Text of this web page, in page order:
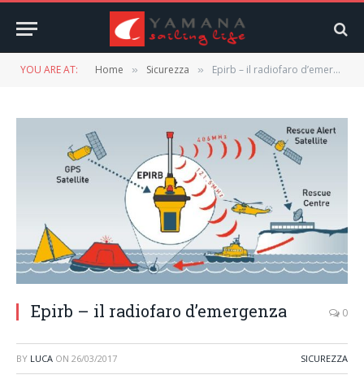
YOU ARE AT: Home » Sicurezza » Epirb – il radiofaro d’emergenza
Epirb – il radiofaro d’emergenza 0
BY LUCA ON 26/03/2017 SICUREZZA